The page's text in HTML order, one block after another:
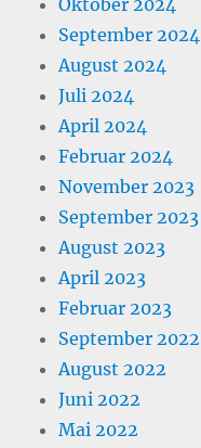
Oktober 2024
September 2024
August 2024
Juli 2024
April 2024
Februar 2024
November 2023
September 2023
August 2023
April 2023
Februar 2023
September 2022
August 2022
Juni 2022
Mai 2022